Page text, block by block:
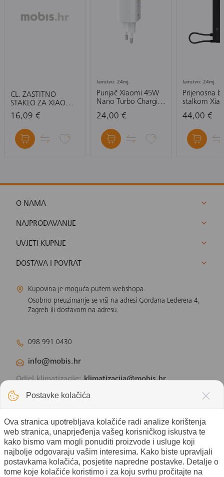
CL. ZAŠTITNO
STAKLO ZA XIAOMI
12/12X
16,09 €
Jamstvo: 24mj.
Punjač Xiaomi 45W
Nano Turbo Charging
Port)
24,00 €
Jamstvo: 24mj.
Prijenosna
stalkom
Bank 10000
Built-in
44,00 €
O NAMA
NAJPRODAVANIJE
UVJETI KUPNJE
DOSTAVA I POVRAT
Kupovina je moguća putem webshopa.
Osobno preuzimanje se vrši na adresi Gordana Lederera 4,
Zagreb ili dostavom na adresu.
098 991 0430
info@mobis.hr
Odjel klimatizacije:klimatizacija@mobis.hr
Odjel solarnih panela:
Postavke kolačića
Ova stranica upotrebljava kolačiće radi analize korištenja
web stranica, unaprjeđenja vašeg korisničkog iskustva te
kako bismo vam mogli ponuditi proizvode i usluge koji
najbolje odgovaraju vašim interesima. Kako biste upravljali
postavkama kolačića, posjetite napredne postavke. Detalje o
tome koje kolačiće koristimo i za koju svrhu pročitajte na